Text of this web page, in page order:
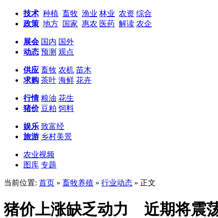
技术 种植 畜牧 渔业 林业 农资 综合
政策 地方 国家 惠农 医药 解读 农企
展会 国内 国外
动态 预测 观点
供应 畜牧 农机 苗木
求购 茶叶 海鲜 花卉
行情 粮油 花生
猪价 豆粕 饲料
娱乐 致富经
旅游 乡村美景
农业视频
图库 专题
当前位置: 首页 » 畜牧养殖 » 行业动态 » 正文
猪价上涨缺乏动力 近期将震